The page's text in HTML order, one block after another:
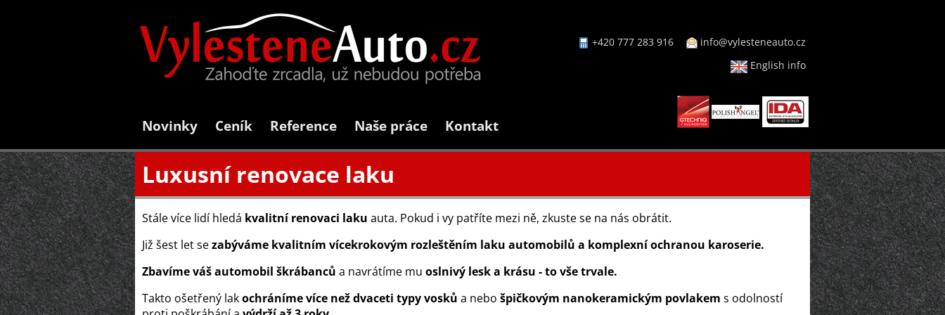
+420 777 283 916
info@vylesteneauto.cz
English info
Novinky Ceník Reference Naše práce Kontakt
Luxusní renovace laku
Stále více lidí hledá kvalitní renovaci laku auta. Pokud i vy patříte mezi ně, zkuste se na nás obrátit.
Již šest let sezabýváme kvalitním vícekrokovým rozleštěním laku automobilů a komplexní ochranou karoserie.
Zbavíme váš automobil škrábanců a navrátíme mu oslnivý lesk a krásu - to vše trvale.
Takto ošetřený lakochráníme více než dvaceti typy vosků a nebo špičkovým nanokeramickým povlakem s odolností